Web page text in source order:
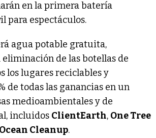
en la primera batería
para espectáculos.
agua potable gratuita,
de las botellas de
los lugares reciclables y
de todas las ganancias en un
medioambientales y de
incluidos ClientEarth, One Tree
Cleanup.